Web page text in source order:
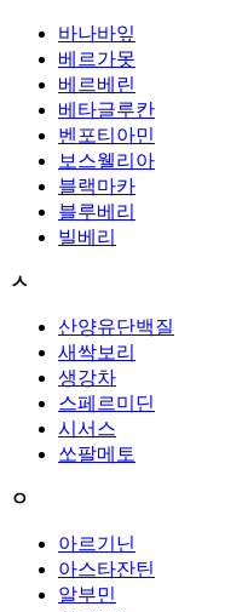
바나바잎
베르가못
베르베린
베타글루칸
벤포티아민
보스웰리아
블랙마카
블루베리
빌베리
ㅅ
산양유단백질
새싹보리
생강차
스페르미딘
시서스
쏘팔메토
ㅇ
아르기닌
아스타잔틴
알부민